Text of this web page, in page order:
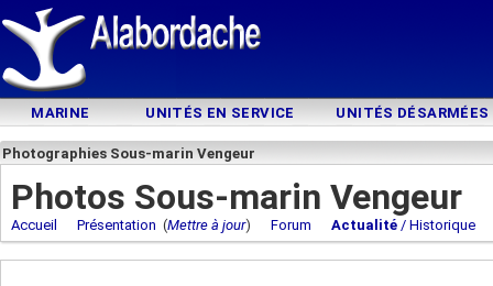
MARINE UNITÉS EN SERVICE UNITÉS DÉSARMÉES
Photographies Sous-marin Vengeur
Photos Sous-marin Vengeur
Accueil Présentation (Mettre à jour) Forum Actualité / Historique